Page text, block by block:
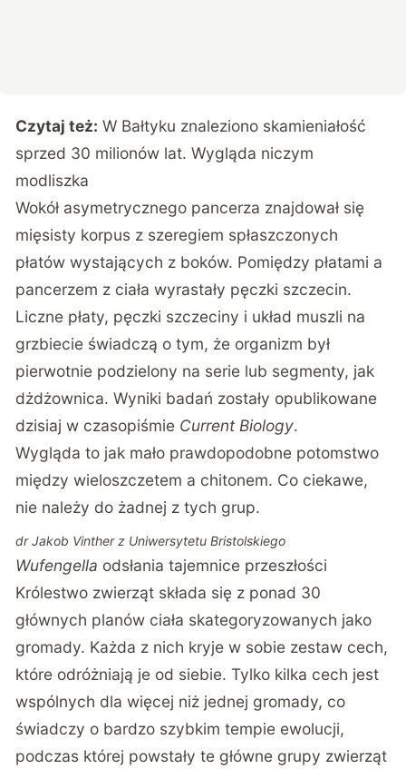
Czytaj też: W Bałtyku znaleziono skamieniałość
sprzed 30 milionów lat. Wygląda niczym
modliszka
Wokół asymetrycznego pancerza znajdował się
mięsisty korpus z szeregiem spłaszczonych
płatów wystających z boków. Pomiędzy płatami a
pancerzem z ciała wyrastały pęczki szczecin.
Liczne płaty, pęczki szczeciny i układ muszli na
grzbiecie świadczą o tym, że organizm był
pierwotnie podzielony na serie lub segmenty, jak
dżdżownica. Wyniki badań zostały opublikowane
dzisiaj w czasopiśmie Current Biology.
Wygląda to jak mało prawdopodobne potomstwo
między wieloszczetem a chitonem. Co ciekawe,
nie należy do żadnej z tych grup.
dr Jakob Vinther z Uniwersytetu Bristolskiego
Wufengella odsłania tajemnice przeszłości
Królestwo zwierząt składa się z ponad 30
głównych planów ciała skategoryzowanych jako
gromady. Każda z nich kryje w sobie zestaw cech,
które odróżniają je od siebie. Tylko kilka cech jest
wspólnych dla więcej niż jednej gromady, co
świadczy o bardzo szybkim tempie ewolucji,
podczas której powstały te główne grupy zwierząt